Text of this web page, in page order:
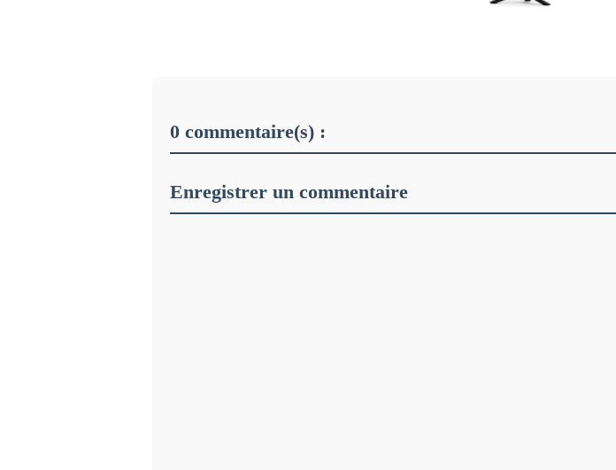
0 commentaire(s) :
Enregistrer un commentaire